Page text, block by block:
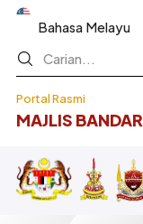
Langkau ke
Portal Rasmi
MAJLIS
Select your